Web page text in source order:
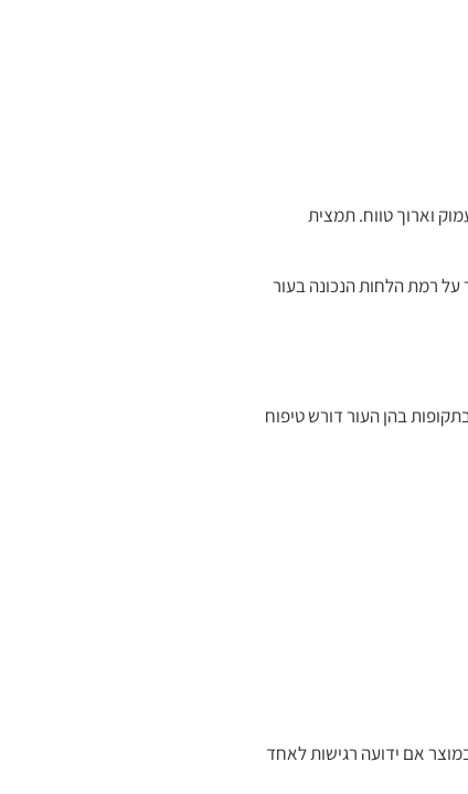
וארוך טווח. תמצית
רמת הלחות הנכונה בעור
בהן העור דורש טיפוח
אם ידועה רגישות לאחד